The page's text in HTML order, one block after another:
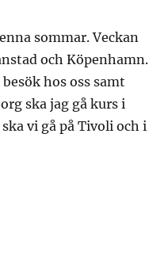
sommar. Veckan
och Köpenhamn.
hos oss samt
ska jag gå kurs i
vi gå på Tivoli och i